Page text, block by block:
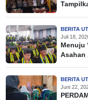
BERITA
Juli 18,
Menuju
Asahan
BERITA
Juni 22,